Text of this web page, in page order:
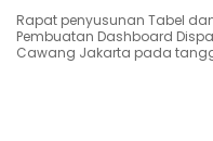
Rapat penyusunan Tabel
Pembuatan Dashboard
Cawang Jakarta pada